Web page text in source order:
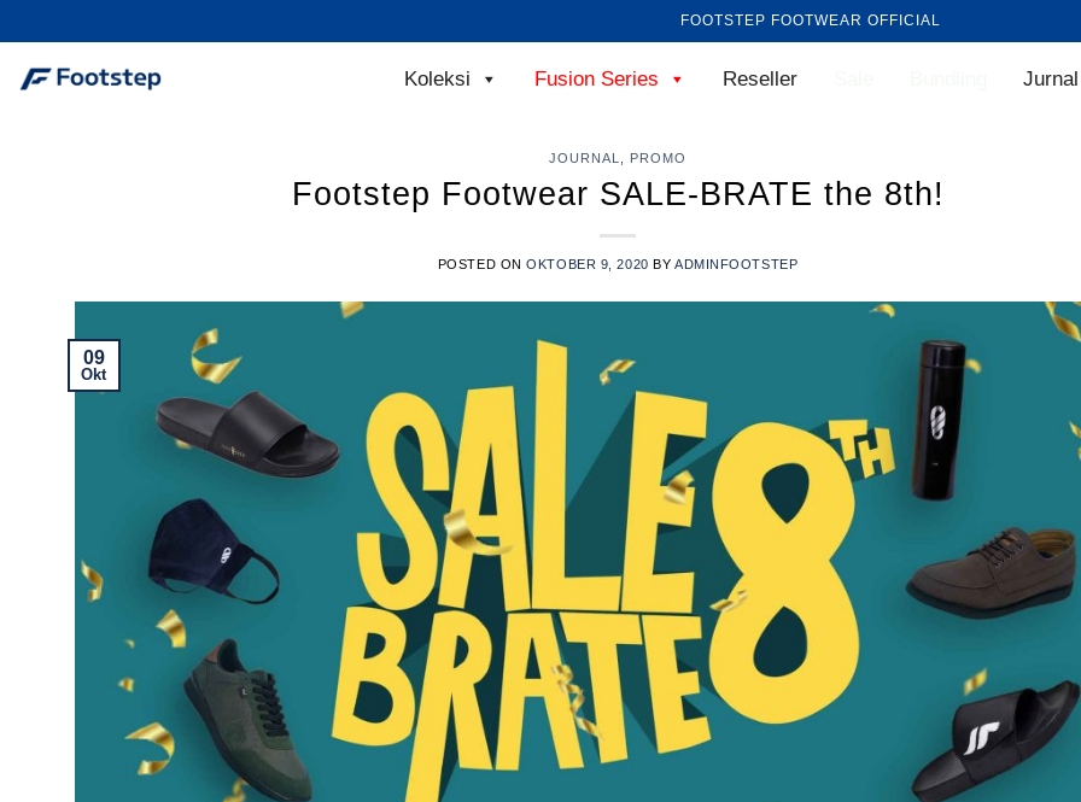
to
content
FOOTSTEP FOOTWEAR OFFICIAL
Koleksi Fusion Series Reseller Jurnal
JOURNAL PROMO
Footstep Footwear SALE-BRATE the 8th!
POSTED ONOKTOBER 9, 2020 BY ADMINFOOTSTEP
09
Okt